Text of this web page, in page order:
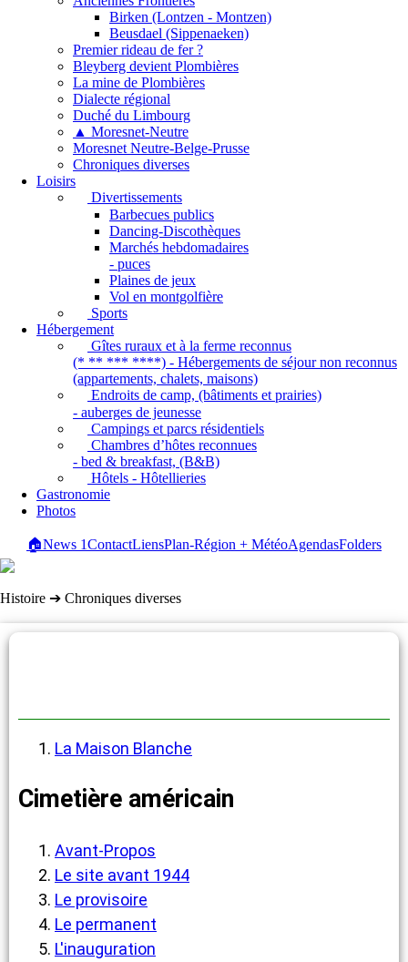
Birken (Lontzen - Montzen)
Beusdael (Sippenaeken)
Premier rideau de fer ?
Bleyberg devient Plombières
La mine de Plombières
Dialecte régional
Duché du Limbourg
▲ Moresnet-Neutre
Moresnet Neutre-Belge-Prusse
Chroniques diverses
Loisirs
Divertissements
Barbecues publics
Dancing-Discothèques
Marchés hebdomadaires
- puces
Plaines de jeux
Vol en montgolfière
Sports
Hébergement
Gîtes ruraux et à la ferme reconnus
(* ** *** ****) - Hébergements de séjour non reconnus
(appartements, chalets, maisons)
Endroits de camp, (bâtiments et prairies)
- auberges de jeunesse
Campings et parcs résidentiels
Chambres d’hôtes reconnues
- bed & breakfast, (B&B)
Hôtels - Hôtellieries
Gastronomie
Photos
🏠News 1ContactLiensPlan-Région + MétéoAgendasFolders
Histoire ➔ Chroniques diverses
La Maison Blanche
Cimetière américain
Avant-Propos
Le site avant 1944
Le provisoire
Le permanent
L'inauguration